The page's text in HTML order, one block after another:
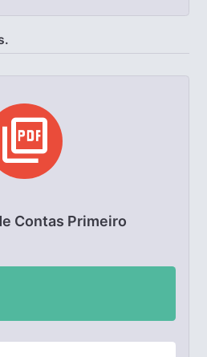
picture_as_pdf
Contas Primeiro